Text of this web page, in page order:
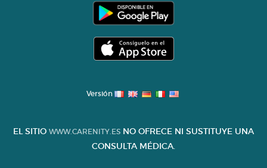
Versión
EL SITIO WWW.CARENITY.ES NO OFRECE NI SUSTITUYE UNA
CONSULTA MÉDICA.